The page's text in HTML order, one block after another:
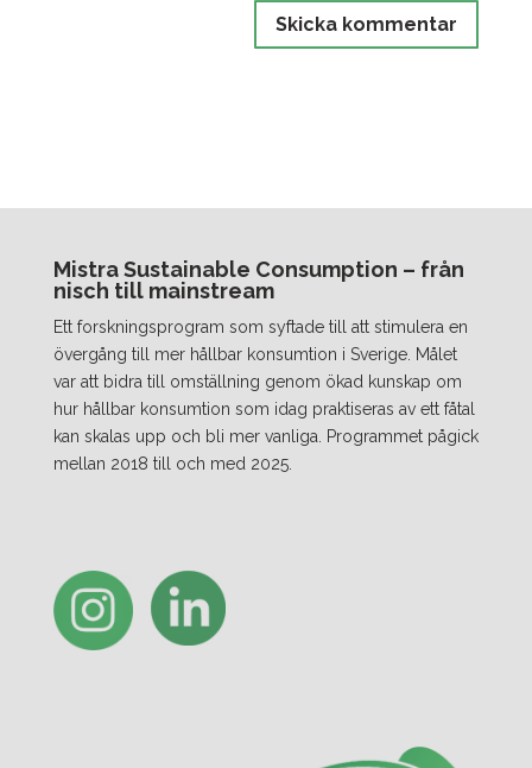
Mistra Sustainable Consumption – från
nisch till mainstream
Ett forskningsprogram som syftade till att stimulera en
övergång till mer hållbar konsumtion i Sverige. Målet
var att bidra till omställning genom ökad kunskap om
hur hållbar konsumtion som idag praktiseras av ett fåtal
kan skalas upp och bli mer vanliga. Programmet pågick
mellan 2018 till och med 2025.